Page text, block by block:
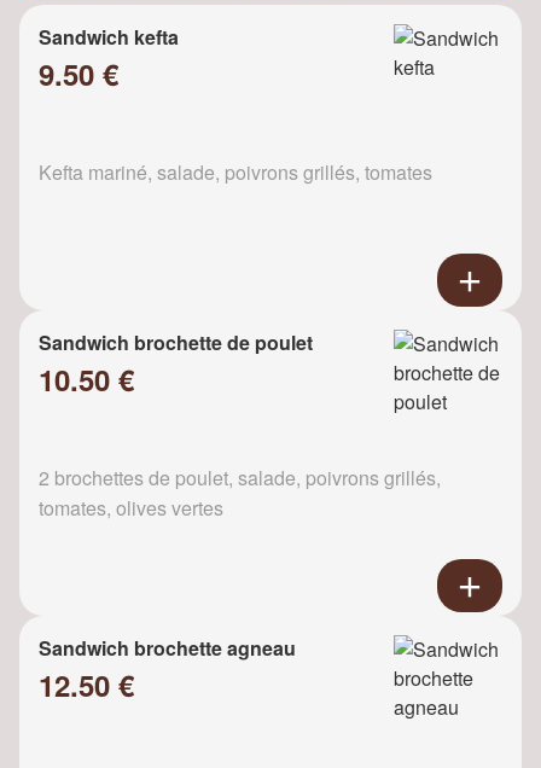
Sandwich kefta
9.50 €
Kefta mariné, salade, poivrons grillés, tomates
Sandwich brochette de poulet
10.50 €
2 brochettes de poulet, salade, poivrons grillés,
tomates, olives vertes
Sandwich brochette agneau
12.50 €